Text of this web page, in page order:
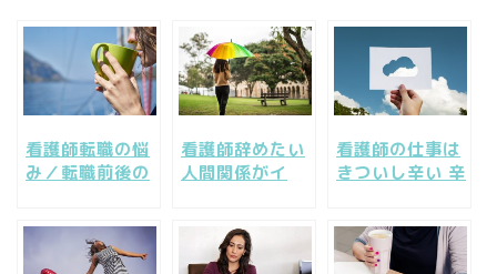
看護師転職の悩
み／転職前後の
ポイント
看護師辞めたい
人間関係がイ
ぶには
看護師の仕事は
きついし辛い 辛
って？